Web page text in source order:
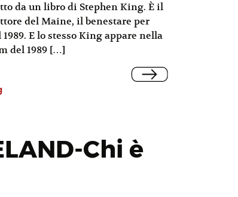
da un libro di Stephen King. È il
del Maine, il benestare per
E lo stesso King appare nella
del 1989 […]
Chi è